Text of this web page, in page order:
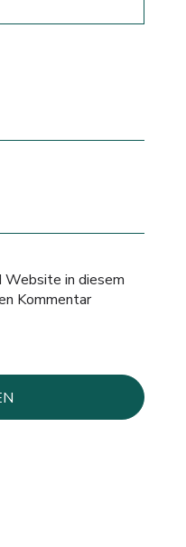
Website in diesem
Kommentar